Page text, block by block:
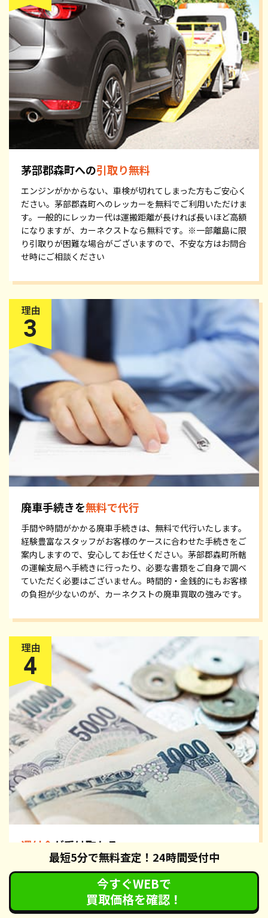
茅部郡森町への引取り無料
エンジンがかからない、車検が切れてしまった方もご安心く
ださい。茅部郡森町へのレッカーを無料でご利用いただけま
す。一般的にレッカー代は運搬距離が長ければ長いほど高額
になりますが、カーネクストなら無料です。※一部離島に限
り引取りが困難な場合がございますので、不安な方はお問合
せ時にご相談ください
廃車手続きを無料で代行
手間や時間がかかる廃車手続きは、無料で代行いたします。
経験豊富なスタッフがお客様のケースに合わせた手続きをご
案内しますので、安心してお任せください。茅部郡森町所轄
の運輸支局へ手続きに行ったり、必要な書類をご自身で調べ
ていただく必要はございません。時間的・金銭的にもお客様
の負担が少ないのが、カーネクストの廃車買取の強みです。
還付金が受け取れる
カーネクストの廃車手続きでは、自動車税の還付手続きも無
料で対応させていただいております。手続き完了後、約2ヶ
月で各都道府県の税務署から還付通知が届きます。還付通
知・身分証明書・認印を指定された金融機関へお持ちいただ
最短5分で無料査定！24時間受付中
今すぐWEBで
買取価格を確認！